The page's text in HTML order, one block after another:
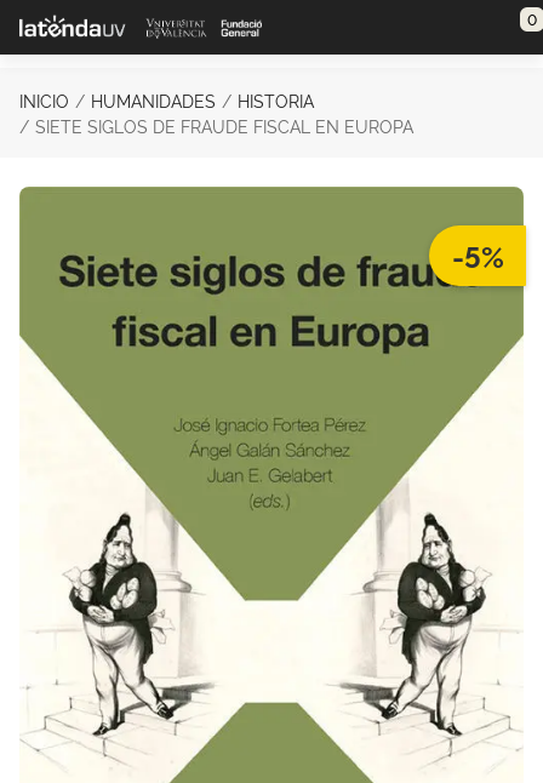
Saltar al contenido principal 0
INICIO HUMANIDADES
HISTORIA
SIETE SIGLOS DE FRAUDE FISCAL EN EUROPA
-5%